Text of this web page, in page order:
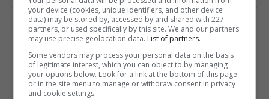
Предыдущий пост
ТКАЧЕНКО АНОНСИРОВАЛ МАСШТАБНЫЙ
Следующий пост
БОКС-ОФИС: ИСТОРИЯ ПОВТОРЯЕТСЯ
your device (cookies, unique identifiers, and other device
data) may be stored by, accessed by and shared with 227
partners, or used specifically by this site. We and our partners
may use precise geolocation data. List of partners.
Some vendors may process your personal data on the basis
of legitimate interest, which you can object to by managing
your options below. Look for a link at the bottom of this page
or in the site menu to manage or withdraw consent in privacy
and cookie settings.